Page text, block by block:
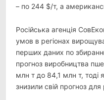
– по 244 $/т, а
Російська агенція
умов в регіонах
перших даних по
прогноз виробництва
млн т до 84,1 млн т, тоді
знизили свій прогноз